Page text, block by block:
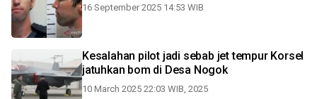
16 September 2025 14:53 WIB
Kesalahan pilot jadi sebab jet tempur Korsel
jatuhkan bom di Desa Nogok
10 March 2025 22:03 WIB, 2025